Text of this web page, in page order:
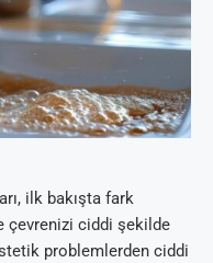
ilk bakışta fark
çevrenizi ciddi şekilde
problemlerden ciddi